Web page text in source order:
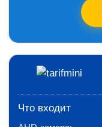
Что входит